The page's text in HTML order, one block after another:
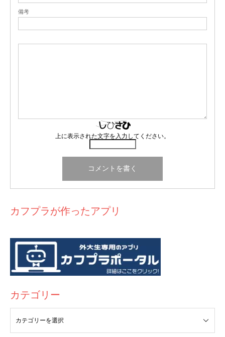
備考
上に表示された文字を入力してください。
カフプラが作ったアプリ
カテゴリー